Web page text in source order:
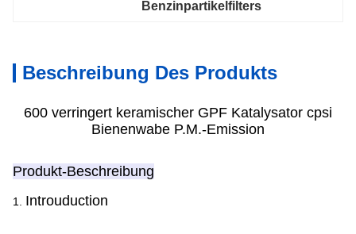
Benzinpartikelfilters
Beschreibung Des Produkts
600 verringert keramischer GPF Katalysator cpsi
Bienenwabe P.M.-Emission
Produkt-Beschreibung
1. Introuduction